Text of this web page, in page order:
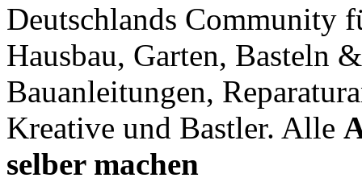
Deutschlands Community
Hausbau, Garten, Basteln
Bauanleitungen,
Kreative und Bastler. Alle
selber machen